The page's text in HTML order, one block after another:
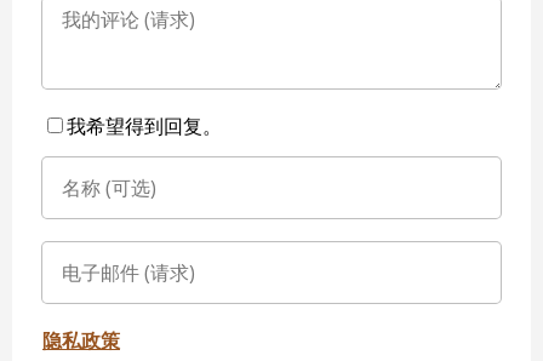
我希望得到回复。
隐私政策